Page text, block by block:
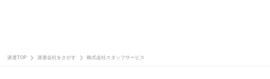
派遣TOP 派遣会社をさがす 株式会社スタッフサービス